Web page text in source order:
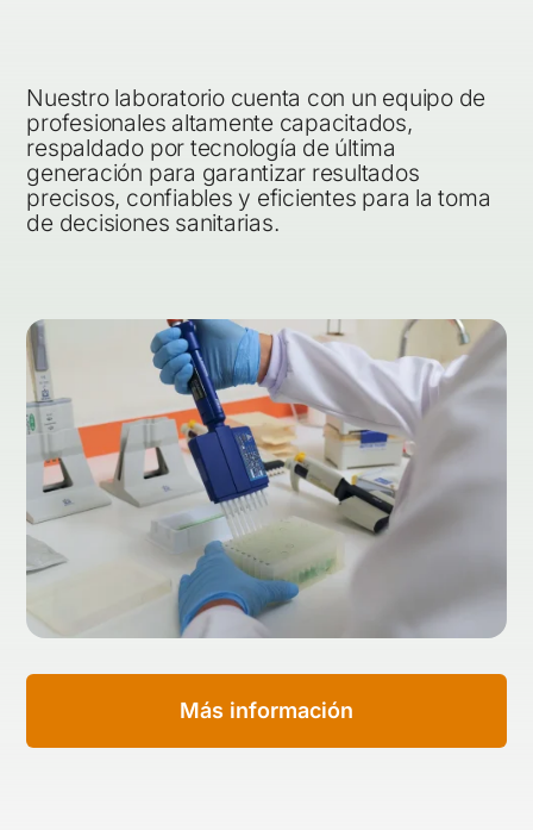
Nuestro laboratorio cuenta con un equipo de
profesionales altamente capacitados,
respaldado por tecnología de última
generación para garantizar resultados
precisos, confiables y eficientes para la toma
de decisiones sanitarias.
Más información